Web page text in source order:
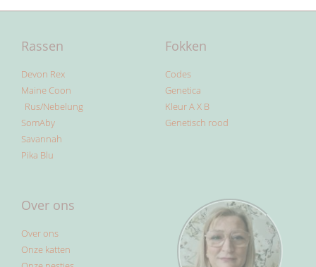
Rassen
Devon Rex
Maine Coon
Rus/Nebelung
SomAby
Savannah
Pika Blu
Fokken
Codes
Genetica
Kleur A X B
Genetisch rood
Over ons
Over ons
Onze katten